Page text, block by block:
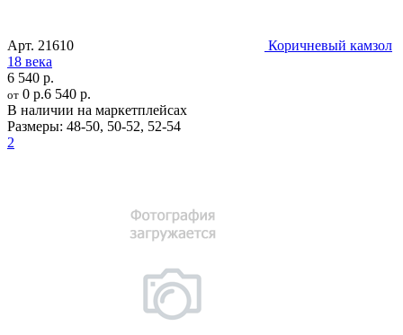
Арт. 21610
Коричневый камзол
18 века
6 540 р.
от 0 р.6 540 р.
В наличии на маркетплейсах
Размеры: 48-50, 50-52, 52-54
2